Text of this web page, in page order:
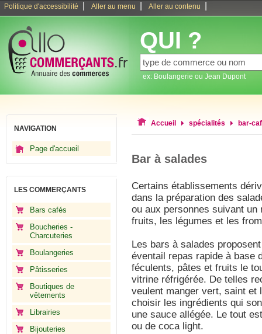
Politique d'accessibilité Aller au menu Aller au contenu
QUI ?
ex: Boulangerie ou Jean Dupont
NAVIGATION
Page d'accueil
LES COMMERÇANTS
Bars cafés
Boucheries -
Charcuteries
Boulangeries
Pâtisseries
Boutiques de
vêtements
Librairies
Bijouteries
Accueil spécialités bar-
Bar à salades
Certains établissements
dans la préparation des
ou aux personnes suivant
fruits, les légumes et les
Les bars à salades
éventail repas rapide à base
féculents, pâtes et fruits le
vitrine réfrigérée. De telles
veulent manger vert, saint et
choisir les ingrédients qui
une sauce allégée. Le tout
ou de coca light.